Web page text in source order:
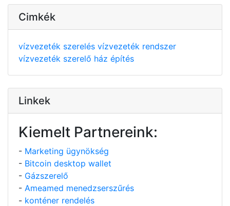
Cimkék
vízvezeték szerelés vízvezeték rendszer
vízvezeték szerelő ház építés
Linkek
Kiemelt Partnereink:
- Marketing ügynökség
- Bitcoin desktop wallet
- Gázszerelő
- Ameamed menedzserszűrés
- konténer rendelés